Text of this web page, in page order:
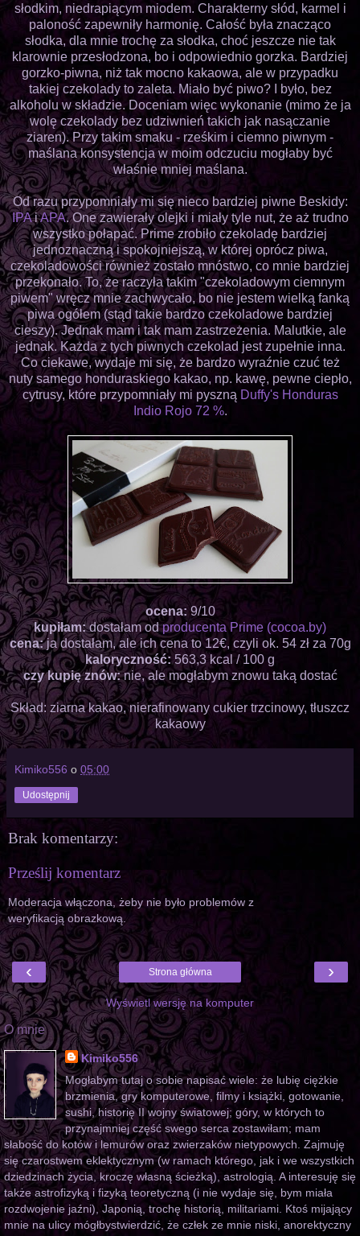
słodkim, niedrapiącym miodem. Charakterny słód, karmel i
paloność zapewniły harmonię. Całość była znacząco
słodka, dla mnie trochę za słodka, choć jeszcze nie tak
klarownie przesłodzona, bo i odpowiednio gorzka. Bardziej
gorzko-piwna, niż tak mocno kakaowa, ale w przypadku
takiej czekolady to zaleta. Miało być piwo? I było, bez
alkoholu w składzie. Doceniam więc wykonanie (mimo że ja
wolę czekolady bez udziwnień takich jak nasączanie
ziaren). Przy takim smaku - rześkim i ciemno piwnym -
maślana konsystencja w moim odczuciu mogłaby być
właśnie mniej maślana.
Od razu przypomniały mi się nieco bardziej piwne Beskidy:
IPAiAPA. One zawierały olejki i miały tyle nut, że aż trudno
wszystko połapać. Prime zrobiło czekoladę bardziej
jednoznaczną i spokojniejszą, w której oprócz piwa,
czekoladowości również zostało mnóstwo, co mnie bardziej
przekonało. To, że raczyła takim "czekoladowym ciemnym
piwem" wręcz mnie zachwycało, bo nie jestem wielką fanką
piwa ogółem (stąd takie bardzo czekoladowe bardziej
cieszy). Jednak mam i tak mam zastrzeżenia. Malutkie, ale
jednak. Każda z tych piwnych czekolad jest zupełnie inna.
Co ciekawe, wydaje mi się, że bardzo wyraźnie czuć też
nuty samego honduraskiego kakao, np. kawę, pewne ciepło,
cytrusy, które przypomniały mi pyszną Duffy's Honduras
Indio Rojo 72 %.
ocena: 9/10
kupiłam:dostałam odproducenta Prime (cocoa.by)
cena:ja dostałam, ale ich cena to 12€, czyli ok. 54 zł za 70g
kaloryczność:563,3 kcal / 100 g
czy kupię znów:nie, ale mogłabym znowu taką dostać
Skład: ziarna kakao, nierafinowany cukier trzcinowy, tłuszcz
kakaowy
Kimiko556 o 05:00
Udostępnij
Brak komentarzy:
Prześlij komentarz
Moderacja włączona, żeby nie było problemów z
weryfikacją obrazkową.
‹ ›
Strona główna
Wyświetl wersję na komputer
O mnie
Kimiko556
Mogłabym tutaj o sobie napisać wiele: że lubię ciężkie
brzmienia, gry komputerowe, filmy i książki, gotowanie,
sushi, historię II wojny światowej; góry, w których to
przynajmniej część swego serca zostawiłam; mam
słabość do kotów i lemurów oraz zwierzaków nietypowych. Zajmuję
się czarostwem eklektycznym (w ramach którego, jak i we wszystkich
dziedzinach życia, kroczę własną ścieżką), astrologią. A interesuję się
także astrofizyką i fizyką teoretyczną (i nie wydaje się, bym miała
rozdwojenie jaźni), Japonią, trochę historią, militariami. Ktoś mijający
mnie na ulicy mógłbystwierdzić, że człek ze mnie niski, anorektyczny